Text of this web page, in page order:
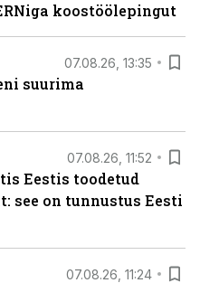
koostöölepingut
07.08.26, 13:35
suurima
07.08.26, 11:52
Eestis toodetud
see on tunnustus Eesti
07.08.26, 11:24